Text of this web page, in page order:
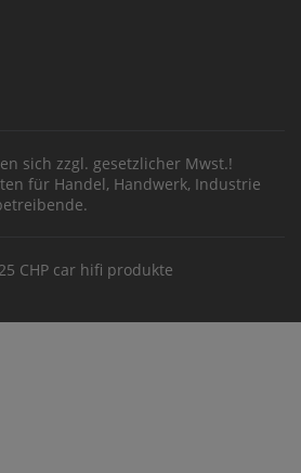
sich zzgl. gesetzlicher Mwst.!
für Handel, Handwerk, Industrie
CHP car hifi produkte